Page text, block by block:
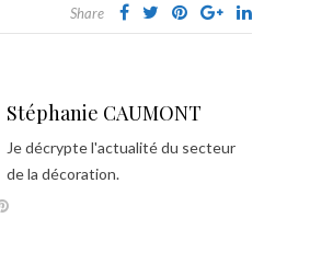
Share
Stéphanie CAUMONT
Je décrypte l'actualité du secteur
de la décoration.